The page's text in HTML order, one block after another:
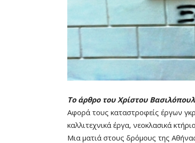
Το άρθρο του Χρίστου
Αφορά τους καταστροφείς έργων
καλλιτεχνικά έργα, νεοκλασικά
Μια ματιά στους δρόμους της